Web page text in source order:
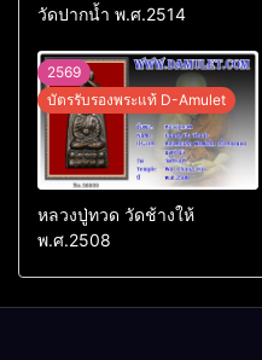
วัดปากน้ำ พ.ศ.2514
2569
บัตรรับรองพระแท้ D-Amulet
หลวงปู่ทวด วัดช้างให้
พ.ศ.2508